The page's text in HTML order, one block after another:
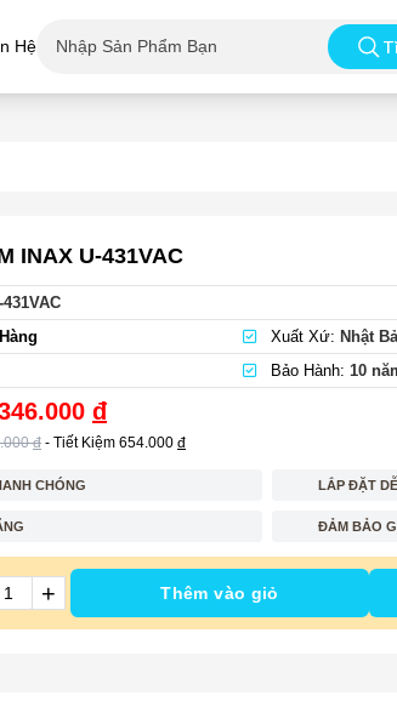
Hệ
INAX U-431VAC
431VAC
Xuất Xứ: Nhật
Bảo Hành: 10
đ
đ - Tiết Kiệm 654.000 đ
CHÓNG LẮP ĐẶT
ĐẢM BẢO
+ Thêm vào giỏ